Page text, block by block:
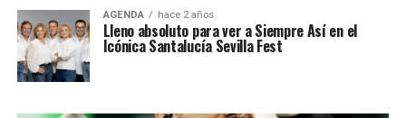
AGENDA hace 2 años
Lleno absoluto para ver a Siempre Así en el
Icónica Santalucía Sevilla Fest